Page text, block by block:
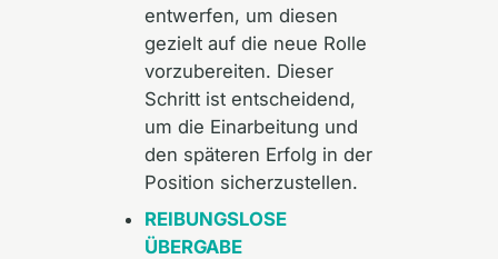
entwerfen, um diesen
gezielt auf die neue Rolle
vorzubereiten. Dieser
Schritt ist entscheidend,
um die Einarbeitung und
den späteren Erfolg in der
Position sicherzustellen.
REIBUNGSLOSE
ÜBERGABE